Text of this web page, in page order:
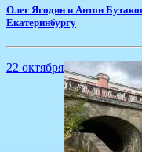
​Олег Ягодин и Антон
Екатеринбургу
22 октября